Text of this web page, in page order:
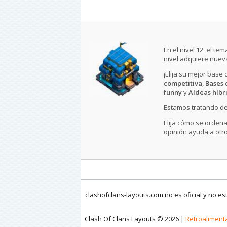
En el nivel 12, el
nivel adquiere
¡Elija su mejor
competitiva, Bases
funnyyAldeas
Estamos tratando
Elija cómo se
opinión ayuda a
clashofclans-layouts.com no es oficial y no
Clash Of Clans Layouts © 2026 |